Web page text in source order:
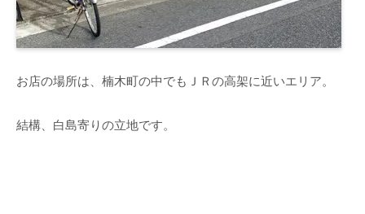
お店の場所は、楠木町の中でもＪＲの高架に近いエリア。
結構、白島寄りの立地です。